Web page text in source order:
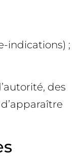
indications) ;
des